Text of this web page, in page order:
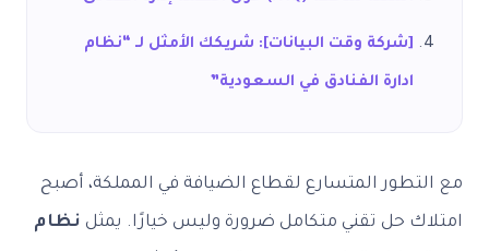
[شركة وقت البيانات]: شريكك الأمثل لـ “نظام
ادارة الفنادق في السعودية”
مع التطور المتسارع لقطاع الضيافة في المملكة، أصبح
امتلاك حل تقني متكامل ضرورة وليس خيارًا. يمثل نظام